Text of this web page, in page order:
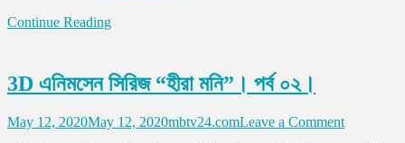
Continue Reading
3D এনিমসেন সিরিজ “হীরা মনি”। পর্ব ০২।
May 12, 2020May 12, 2020mbtv24.comLeave a Commenton